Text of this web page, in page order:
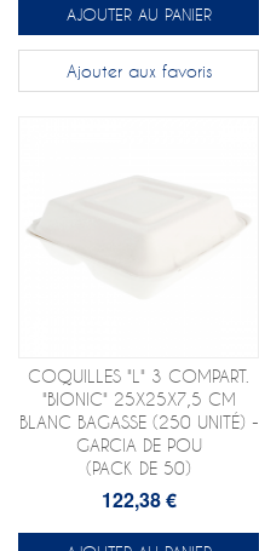
AJOUTER AU PANIER
Ajouter aux favoris
COQUILLES "L" 3 COMPART.
"BIONIC" 25X25X7,5 CM
BLANC BAGASSE (250 UNITÉ) -
GARCIA DE POU
(PACK DE 50)
122,38 €